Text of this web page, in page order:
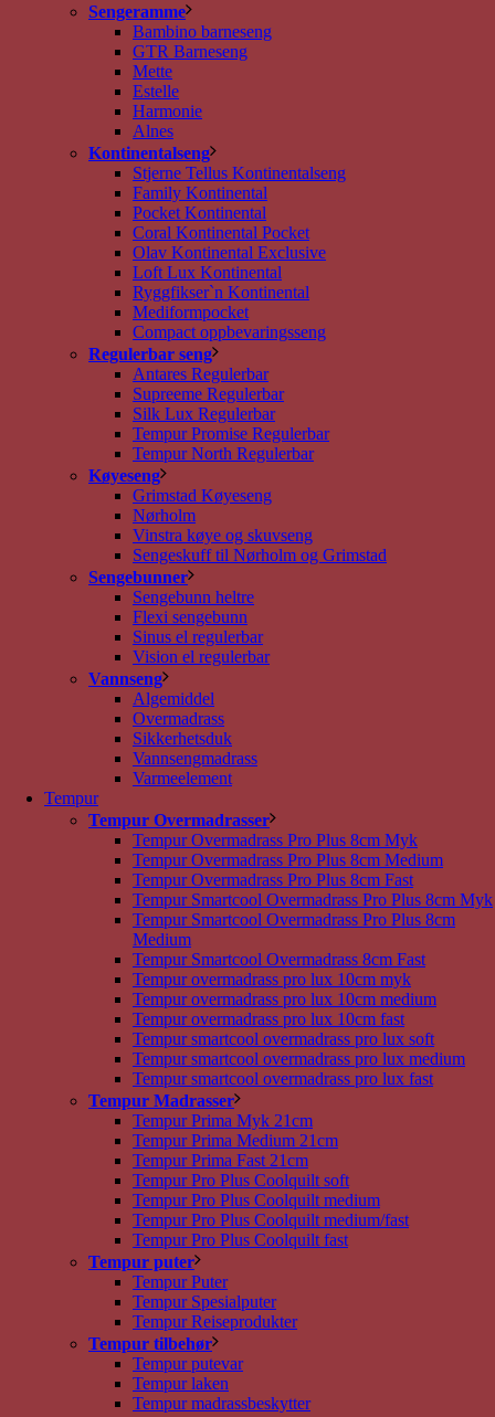
Sengeramme
Bambino barneseng
GTR Barneseng
Mette
Estelle
Harmonie
Alnes
Kontinentalseng
Stjerne Tellus Kontinentalseng
Family Kontinental
Pocket Kontinental
Coral Kontinental Pocket
Olav Kontinental Exclusive
Loft Lux Kontinental
Ryggfikser`n Kontinental
Mediformpocket
Compact oppbevaringsseng
Regulerbar seng
Antares Regulerbar
Supreeme Regulerbar
Silk Lux Regulerbar
Tempur Promise Regulerbar
Tempur North Regulerbar
Køyeseng
Grimstad Køyeseng
Nørholm
Vinstra køye og skuvseng
Sengeskuff til Nørholm og Grimstad
Sengebunner
Sengebunn heltre
Flexi sengebunn
Sinus el regulerbar
Vision el regulerbar
Vannseng
Algemiddel
Overmadrass
Sikkerhetsduk
Vannsengmadrass
Varmeelement
Tempur
Tempur Overmadrasser
Tempur Overmadrass Pro Plus 8cm Myk
Tempur Overmadrass Pro Plus 8cm Medium
Tempur Overmadrass Pro Plus 8cm Fast
Tempur Smartcool Overmadrass Pro Plus 8cm Myk
Tempur Smartcool Overmadrass Pro Plus 8cm
Medium
Tempur Smartcool Overmadrass 8cm Fast
Tempur overmadrass pro lux 10cm myk
Tempur overmadrass pro lux 10cm medium
Tempur overmadrass pro lux 10cm fast
Tempur smartcool overmadrass pro lux soft
Tempur smartcool overmadrass pro lux medium
Tempur smartcool overmadrass pro lux fast
Tempur Madrasser
Tempur Prima Myk 21cm
Tempur Prima Medium 21cm
Tempur Prima Fast 21cm
Tempur Pro Plus Coolquilt soft
Tempur Pro Plus Coolquilt medium
Tempur Pro Plus Coolquilt medium/fast
Tempur Pro Plus Coolquilt fast
Tempur puter
Tempur Puter
Tempur Spesialputer
Tempur Reiseprodukter
Tempur tilbehør
Tempur putevar
Tempur laken
Tempur madrassbeskytter